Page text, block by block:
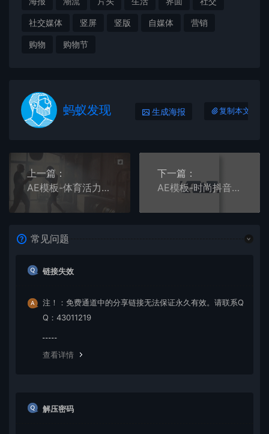
社交媒体 竖屏 竖版 自媒体 营销
购物 购物节
蚂蚁发现 生成海报 复制本文链接
上一篇：
AE模板-体育活力动感运动影像剪辑排版宣传片头
下一篇：
AE模板-时尚抖音/Instagram社交媒体竖版的文字重踏节拍图文视频
常见问题
链接失效
注！：免费通道中的分享链接无法保证永久有效。请联系Q
Q：43011219
查看详情
解压密码